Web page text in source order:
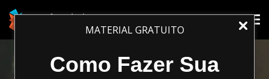
MATERIAL GRATUITO
Como Fazer Sua